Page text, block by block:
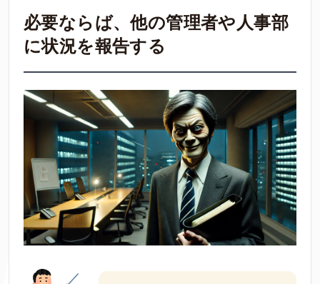
必要ならば、他の管理者や人事部
に状況を報告する